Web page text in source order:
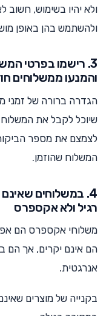
ולא יהיו בשימוש,
ולהשתמש בהן באופן
3. רישמו בפרטי
והמנעו ממשלוחים
הגדרה ברורה של זמני
שיוכל לקבל את המשלוח
לצמצם את מספר
המשלוח שהוזמן.
4. במשלוחים
רגיל ולא אקספרס
משלוחי אקספרס הם
הם אינם יקרים, אך הם
אנרגטית.
בקנייה של מוצרים